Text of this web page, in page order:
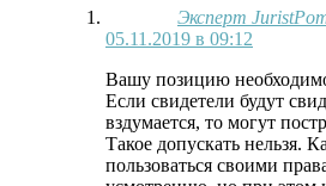
Эксперт
05.11.2019 в 09:12
Вашу позицию
Если свидетели будут
вздумается, то могут
Такое допускать нельзя.
пользоваться своими